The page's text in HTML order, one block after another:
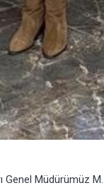
Genel Müdürümüz